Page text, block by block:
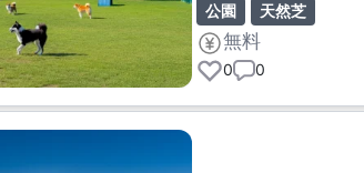
公園 天然芝
無料
0 0